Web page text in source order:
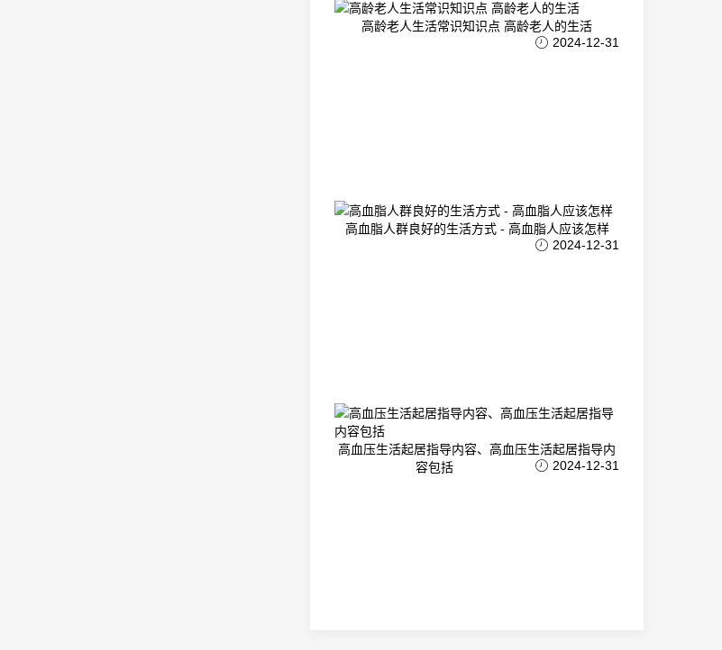
高龄老人生活常识知识点 高龄老人的生活
2024-12-31
高血脂人群良好的生活方式 - 高血脂人应该怎样
2024-12-31
高血压生活起居指导内容、高血压生活起居指导内
容包括
2024-12-31